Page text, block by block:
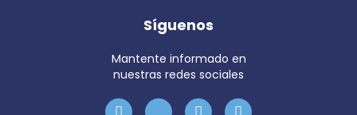
Síguenos
Mantente informado en
nuestras redes sociales